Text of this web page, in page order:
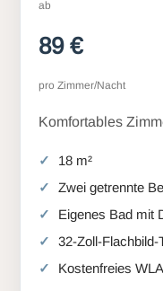
ab
89 €
pro Zimmer/Nacht
Komfortables
18 m²
Zwei getrennte
Eigenes Bad mit
32-Zoll-
Kostenfreies